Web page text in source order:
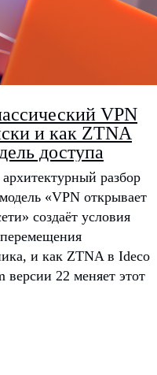
VPN
и как ZTNA
доступа
разбор
«VPN открывает
создаёт условия
и как ZTNA в Ideco
версии 22 меняет этот